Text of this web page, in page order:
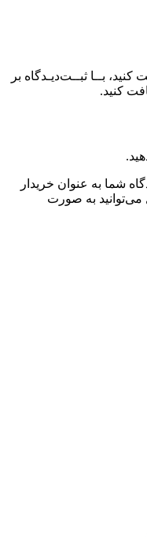
کنید، بــا ثبــت‌دیـدگاه بر
شما به عنوان خریدار
به صورت